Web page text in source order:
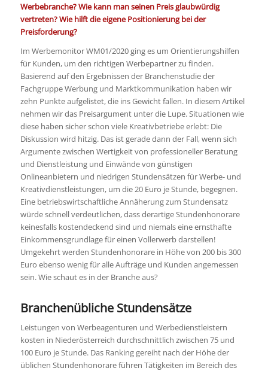
Werbebranche? Wie kann man seinen Preis glaubwürdig
vertreten? Wie hilft die eigene Positionierung bei der
Preisforderung?
Im Werbemonitor WM01/2020 ging es um Orientierungshilfen
für Kunden, um den richtigen Werbepartner zu finden.
Basierend auf den Ergebnissen der Branchenstudie der
Fachgruppe Werbung und Marktkommunikation haben wir
zehn Punkte aufgelistet, die ins Gewicht fallen. In diesem Artikel
nehmen wir das Preisargument unter die Lupe. Situationen wie
diese haben sicher schon viele Kreativbetriebe erlebt: Die
Diskussion wird hitzig. Das ist gerade dann der Fall, wenn sich
Argumente zwischen Wertigkeit von professioneller Beratung
und Dienstleistung und Einwände von günstigen
Onlineanbietern und niedrigen Stundensätzen für Werbe- und
Kreativdienstleistungen, um die 20 Euro je Stunde, begegnen.
Eine betriebswirtschaftliche Annäherung zum Stundensatz
würde schnell verdeutlichen, dass derartige Stundenhonorare
keinesfalls kostendeckend sind und niemals eine ernsthafte
Einkommensgrundlage für einen Vollerwerb darstellen!
Umgekehrt werden Stundenhonorare in Höhe von 200 bis 300
Euro ebenso wenig für alle Aufträge und Kunden angemessen
sein. Wie schaut es in der Branche aus?
Branchenübliche Stundensätze
Leistungen von Werbeagenturen und Werbedienstleistern
kosten in Niederösterreich durchschnittlich zwischen 75 und
100 Euro je Stunde. Das Ranking gereiht nach der Höhe der
üblichen Stundenhonorare führen Tätigkeiten im Bereich des